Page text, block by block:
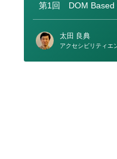
第1回 DOM Based
太田 良典
アクセシビリティエ